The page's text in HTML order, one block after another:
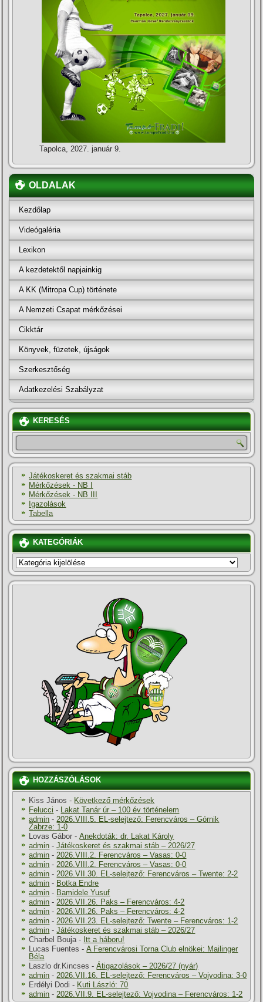
Tapolca, 2027. január 9.
OLDALAK
Kezdőlap
Videógaléria
Lexikon
A kezdetektől napjainkig
A KK (Mitropa Cup) története
A Nemzeti Csapat mérkőzései
Cikktár
Könyvek, füzetek, újságok
Szerkesztőség
Adatkezelési Szabályzat
KERESÉS
Játékoskeret és szakmai stáb
Mérkőzések - NB I
Mérkőzések - NB III
Igazolások
Tabella
KATEGÓRIÁK
KATEGÓRIÁK
HOZZÁSZÓLÁSOK
Kiss János - Következő mérkőzések
Felucci - Lakat Tanár úr – 100 év történelem
admin -2026.VIII.5. EL-selejtező: Ferencváros – Górnik
Zabrze: 1-0
Lovas Gábor -Anekdoták: dr. Lakat Károly
admin -Játékoskeret és szakmai stáb – 2026/27
admin -2026.VIII.2. Ferencváros – Vasas: 0-0
admin -2026.VIII.2. Ferencváros – Vasas: 0-0
admin -2026.VII.30. EL-selejtező: Ferencváros – Twente: 2-2
admin - Botka Endre
admin - Bamidele Yusuf
admin -2026.VII.26. Paks – Ferencváros: 4-2
admin -2026.VII.26. Paks – Ferencváros: 4-2
admin -2026.VII.23. EL-selejtező: Twente – Ferencváros: 1-2
admin -Játékoskeret és szakmai stáb – 2026/27
Charbel Bouja- Itt a háboru!
Lucas Fuentes -A Ferencvárosi Torna Club elnökei: Mailinger
Béla
Laszlo dr.Kincses -Átigazolások – 2026/27 (nyár)
admin -2026.VII.16. EL-selejtező: Ferencváros – Vojvodina: 3-0
Erdélyi Dodi - Kuti László: 70
admin -2026.VII.9. EL-selejtező: Vojvodina – Ferencváros: 1-2